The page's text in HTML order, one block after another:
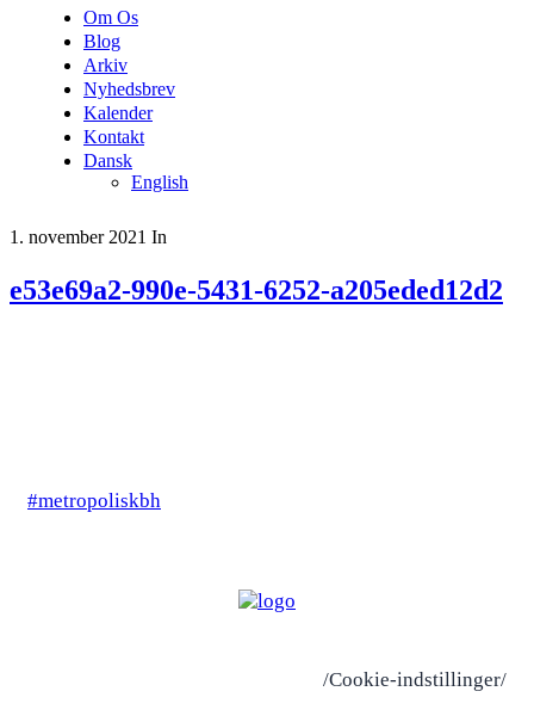
Om Os
Blog
Arkiv
Nyhedsbrev
Kalender
Kontakt
Dansk
English
1. november 2021 In
e53e69a2-990e-5431-6252-a205eded12d2
#metropoliskbh
/Cookie-indstillinger/